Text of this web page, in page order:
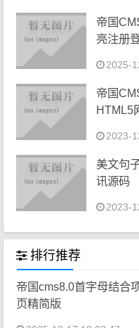
帝国
亮注册
2025-
帝国
HTML5
2023-
美文句
讯源码
2023-
排行推荐
帝国cms8.0首字母结合
页精简版